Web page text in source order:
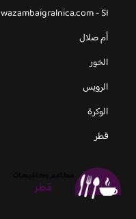
wazambaigralnica.com - SI
أم صلال
الخور
الرويس
الوكرة
قطر